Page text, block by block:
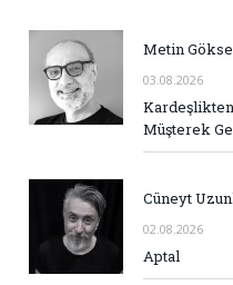
Metin
03.08.2026
Müşterek
Cüneyt
02.08.2026
Aptal